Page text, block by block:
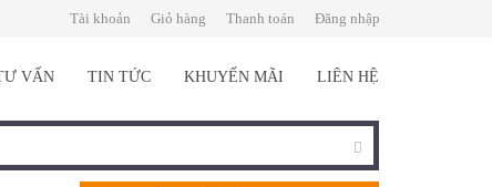
Tài khoản Giỏ hàng Thanh toán Đăng nhập
VẤN TIN TỨC KHUYẾN MÃI LIÊN HỆ